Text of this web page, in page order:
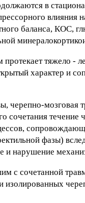
в
влияния
баланса, КОС,
тяжело -
характер и
черепно-
сочетания
фазы)
и нарушение
с сочетанной
изолированных